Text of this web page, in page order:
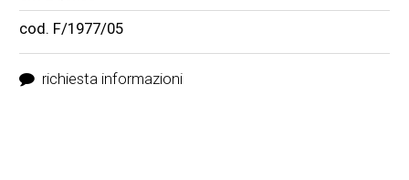
cod. F/1977/05
richiesta informazioni